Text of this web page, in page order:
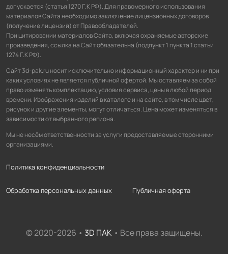
допускается (статья 1270 Г.К РФ). Для правомерного использования
материалов Сайта необходимо заключение лицензионных договоров
(получение лицензий) от Правообладателей.
При цитировании материалов Сайта, включая охраняемые авторские
произведения, ссылка на Сайт обязательна (подпункт 1 пункта 1 статьи
1274 Г.К РФ).
Сайт 3d-pak.ru носит исключительно информационный характер и ни при
каких условиях не является публичной офертой. Мы оставляем за собой
право изменять комплектацию, условия сервиса, цены в любой период
времени. Изображения изделий в каталоге и на сайте, в том числе цвет,
рисунок и другие элементы, могут отличаться. Цена может изменяться в
зависимости от выбранного региона.
Мы не несём ответственности за услуги предоставляемые сторонними
организациями.
Политика конфиденциальности
Обработка персональных данных Публичная оферта
© 2020-2026 • 3D ПАК• Все права защищены.